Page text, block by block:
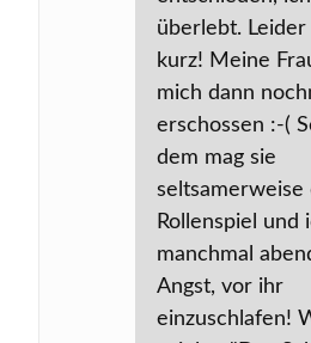
überlebt.
kurz! Meine
mich dann
erschossen :-(
dem mag sie
seltsamerweise
Rollenspiel und
manchmal
Angst, vor ihr
einzuschlafen!